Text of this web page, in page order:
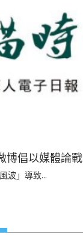
博倡以媒體論戰
波」導致...